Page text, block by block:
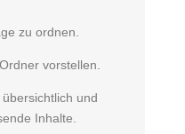
zu ordnen.
vorstellen.
und
Inhalte.